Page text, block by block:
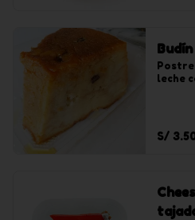
Postre
leche
S/